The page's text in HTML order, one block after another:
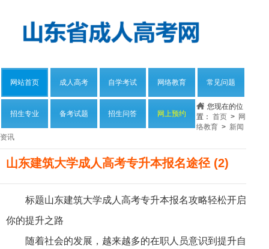
网站首页 成人高考 自学考试 网络教育 常见问题
招生专业 备考试题 招生问答 网上预约
您现在的位
置： 首页 > 网
络教育 > 新闻
资讯
山东建筑大学成人高考专升本报名途径 (2)
标题山东建筑大学成人高考专升本报名攻略轻松开启
你的提升之路
随着社会的发展，越来越多的在职人员意识到提升自